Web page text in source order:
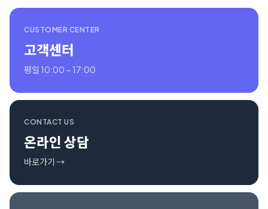
CUSTOMER CENTER
고객센터
평일 10:00 ~ 17:00
CONTACT US
온라인 상담
바로가기 →